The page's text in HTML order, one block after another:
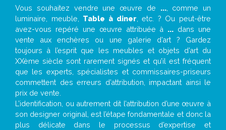
Vous souhaitez vendre une œuvre de ..., comme un
luminaire, meuble, Table à diner , etc. ? Ou peut-être
avez-vous repéré une œuvre attribuée à ... dans une
vente aux enchères ou une galerie d’art ? Gardez
toujours à l’esprit que les meubles et objets d’art du
XXème siècle sont rarement signés et qu’il est fréquent
que les experts, spécialistes et commissaires-priseurs
commettent des erreurs d’attribution, impactant ainsi le
prix de vente.
L’identification, ou autrement dit l’attribution d’une œuvre à
son designer original, est l’étape fondamentale et donc la
plus délicate dans le processus d’expertise et